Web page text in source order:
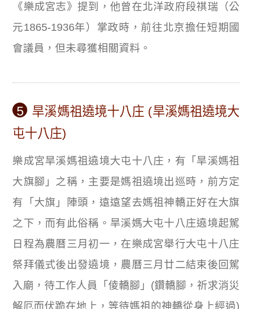
《樂成宮志》提到，他曾在北洋政府段祺瑞（公
元1865-1936年）掌政時，前往北京擔任短期國
會議員，但未尋獲相關資料。
5
旱溪媽祖遶境十八庄 (旱溪媽祖遶境大
屯十八庄)
樂成宮旱溪媽祖遶境大屯十八庄，有「旱溪媽祖
大旗腳」之稱，主要是媽祖遶境出巡時，前方定
有「大旗」陣頭，遠遠望去媽祖神轎正好在大旗
之下，而有此俗稱。旱溪媽大屯十八庄遶境起駕
日程為農曆三月初一，在樂成宮舉行大屯十八庄
祭拜儀式後出發遶境，農曆三月廿二結束後回駕
入廟，待工作人員「倰轎腳」(鑽轎腳，祈求消災
解厄而伏跪在地上，等待媽祖的神轎從身上經過)